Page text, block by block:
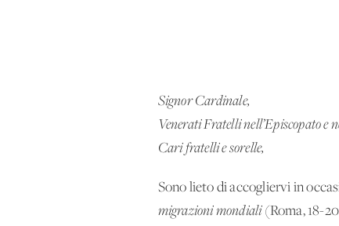
Signor Cardinale,
Venerati Fratelli nell’Episcopato e
Cari fratelli e sorelle,
Sono lieto di accogliervi in
migrazioni mondiali(Roma, 18-